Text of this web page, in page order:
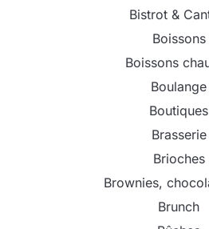
Bistrot &
Boissons
Boissons
Boulange
Boutiques
Brasserie
Brioches
Brownies,
Brunch